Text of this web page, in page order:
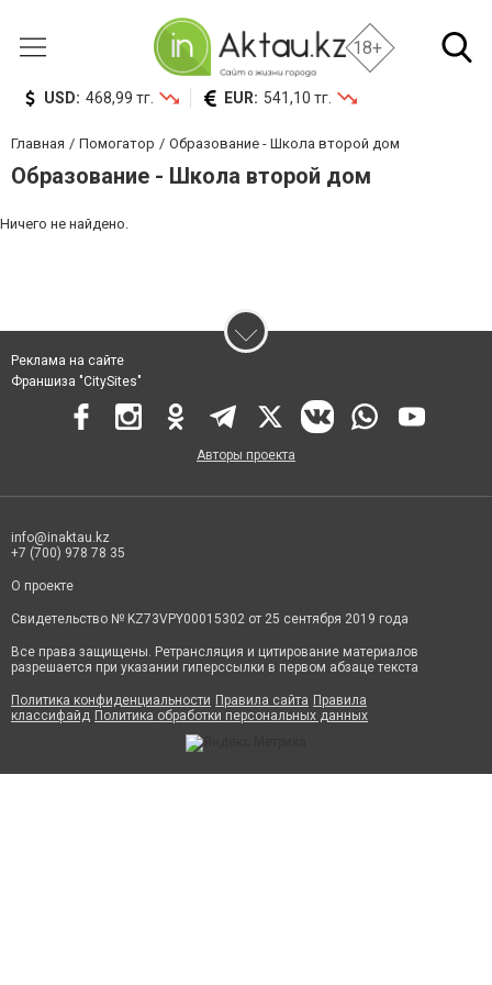
18+
USD: 468,99 тг. EUR: 541,10 тг.
Главная Помогатор Образование - Школа второй дом
Образование - Школа второй дом
Ничего не найдено.
Реклама на сайте
Франшиза "CitySites"
Авторы проекта
info@inaktau.kz
+7 (700) 978 78 35
О проекте
Свидетельство № KZ73VPY00015302 от 25 сентября 2019 года
Все права защищены. Ретрансляция и цитирование материалов
разрешается при указании гиперссылки в первом абзаце текста
Политика конфиденциальности Правила сайта Правила
классифайд Политика обработки персональных данных